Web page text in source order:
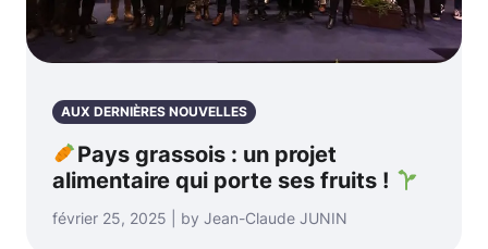
AUX DERNIÈRES NOUVELLES
Pays grassois : un projet
alimentaire qui porte ses fruits !
février 25, 2025 | by Jean-Claude JUNIN